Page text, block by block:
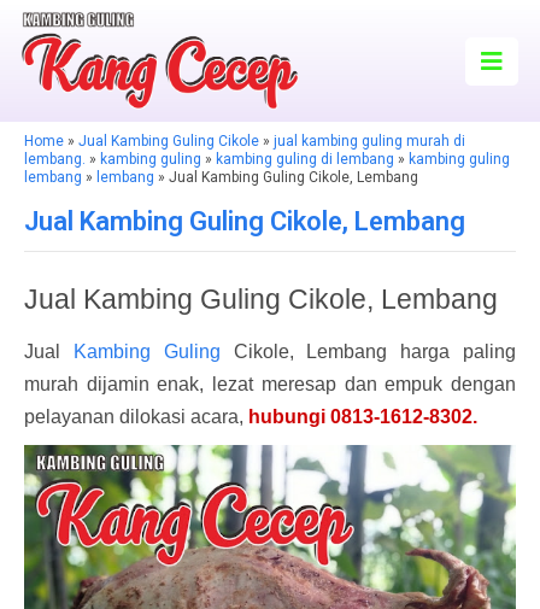
Home » Jual Kambing Guling Cikole » jual kambing guling murah di
lembang. » kambing guling » kambing guling di lembang » kambing guling
lembang » lembang » Jual Kambing Guling Cikole, Lembang
Jual Kambing Guling Cikole, Lembang
Jual Kambing Guling Cikole, Lembang
Jual Kambing Guling Cikole, Lembang harga paling
murah dijamin enak, lezat meresap dan empuk dengan
pelayanan dilokasi acara, hubungi 0813-1612-8302.